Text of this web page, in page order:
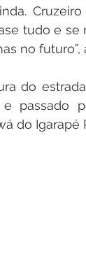
tudo e se
no futuro”,
do
e passado
do Igarapé